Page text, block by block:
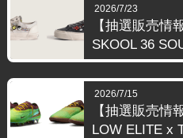
2026/7/23
【抽選販売情
SKOOL 36
2026/7/15
【抽選販売情
LOW ELITE x